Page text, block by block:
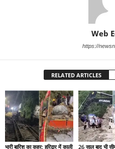
Web
https://
RELATED ARTICLES
भारी बारिश का कहर: हरिद्वार में काली 26 साल बाद भी